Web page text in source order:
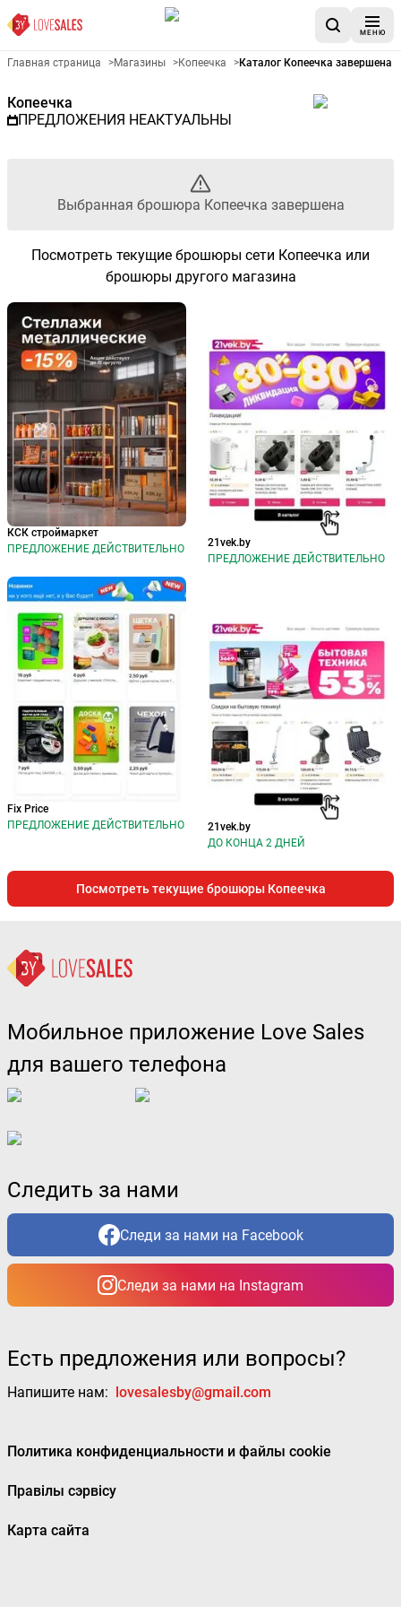
МЕНЮ
Рекламный листовой
Главная страница >Магазины >Копеечка >Каталог Копеечка завершена
Копеечка
ПРЕДЛОЖЕНИЯ НЕАКТУАЛЬНЫ
Выбранная брошюра Копеечка завершена
Посмотреть текущие брошюры сети Копеечка или
брошюры другого магазина
КСК строймаркет
ПРЕДЛОЖЕНИЕ ДЕЙСТВИТЕЛЬНО
Fix Price
ПРЕДЛОЖЕНИЕ ДЕЙСТВИТЕЛЬНО
21vek.by
ПРЕДЛОЖЕНИЕ ДЕЙСТВИТЕЛЬНО
21vek.by
ДО КОНЦА 2 ДНЕЙ
Посмотреть текущие брошюры Копеечка
Мобильное приложение Love Sales
для вашего телефона
Следить за нами
Следи за нами на Facebook
Следи за нами на Instagram
Есть предложения или вопросы?
Напишите нам: lovesalesby@gmail.com
Политика конфиденциальности и файлы cookie
Правілы сэрвісу
Карта сайта